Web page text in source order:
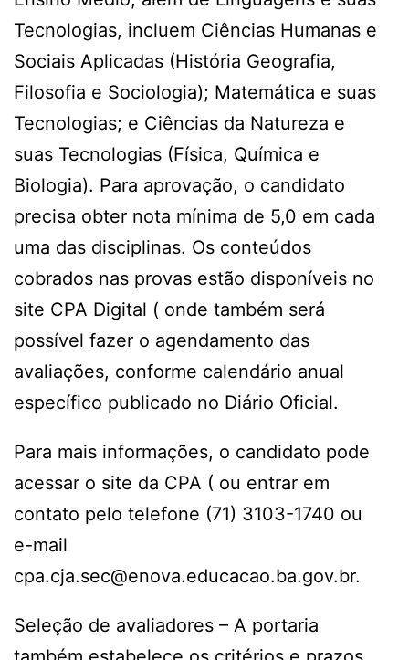
Tecnologias, incluem Ciências Humanas e
Sociais Aplicadas (História Geografia,
Filosofia e Sociologia); Matemática e suas
Tecnologias; e Ciências da Natureza e
suas Tecnologias (Física, Química e
Biologia). Para aprovação, o candidato
precisa obter nota mínima de 5,0 em cada
uma das disciplinas. Os conteúdos
cobrados nas provas estão disponíveis no
site CPA Digital ( onde também será
possível fazer o agendamento das
avaliações, conforme calendário anual
específico publicado no Diário Oficial.
Para mais informações, o candidato pode
acessar o site da CPA ( ou entrar em
contato pelo telefone (71) 3103-1740 ou
e-mail
cpa.cja.sec@enova.educacao.ba.gov.br.
Seleção de avaliadores – A portaria